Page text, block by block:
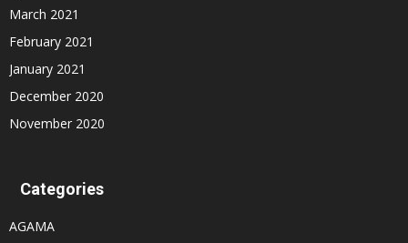
March 2021
February 2021
January 2021
December 2020
November 2020
Categories
AGAMA